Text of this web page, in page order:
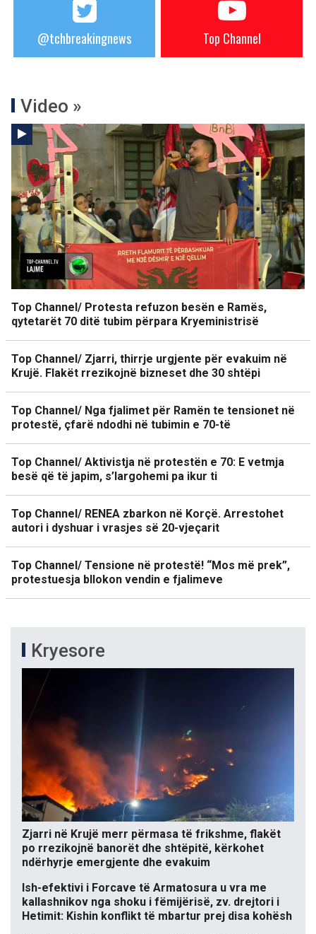
@tchbreakingnews Top Channel
Video »
Top Channel/ Protesta refuzon besën e Ramës,
qytetarët 70 ditë tubim përpara Kryeministrisë
Top Channel/ Zjarri, thirrje urgjente për evakuim në
Krujë. Flakët rrezikojnë bizneset dhe 30 shtëpi
Top Channel/ Nga fjalimet për Ramën te tensionet në
protestë, çfarë ndodhi në tubimin e 70-të
Top Channel/ Aktivistja në protestën e 70: E vetmja
besë që të japim, s’largohemi pa ikur ti
Top Channel/ RENEA zbarkon në Korçë. Arrestohet
autori i dyshuar i vrasjes së 20-vjeçarit
Top Channel/ Tensione në protestë! “Mos më prek”,
protestuesja bllokon vendin e fjalimeve
Kryesore
Zjarri në Krujë merr përmasa të frikshme, flakët
po rrezikojnë banorët dhe shtëpitë, kërkohet
ndërhyrje emergjente dhe evakuim
Ish-efektivi i Forcave të Armatosura u vra me
kallashnikov nga shoku i fëmijërisë, zv. drejtori i
Hetimit: Kishin konflikt të mbartur prej disa kohësh